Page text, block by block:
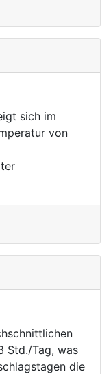
sich im
von
Std./Tag, was
die